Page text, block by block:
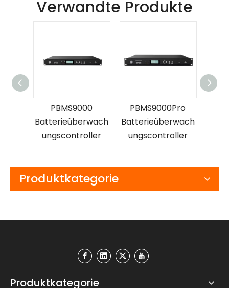
Verwandte Produkte
PBMS9000
Batterieüberwach
ungscontroller
PBMS9000Pro
Batterieüberwach
ungscontroller
Produktkategorie
Produktkategorie